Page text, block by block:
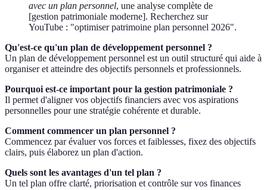
avec un plan personnel, une analyse complète de
[gestion patrimoniale moderne]. Recherchez sur
YouTube : "optimiser patrimoine plan personnel 2026".
Qu'est-ce qu'un plan de développement personnel ?
Un plan de développement personnel est un outil structuré qui aide à
organiser et atteindre des objectifs personnels et professionnels.
Pourquoi est-ce important pour la gestion patrimoniale ?
Il permet d'aligner vos objectifs financiers avec vos aspirations
personnelles pour une stratégie cohérente et durable.
Comment commencer un plan personnel ?
Commencez par évaluer vos forces et faiblesses, fixez des objectifs
clairs, puis élaborez un plan d'action.
Quels sont les avantages d'un tel plan ?
Un tel plan offre clarté, priorisation et contrôle sur vos finances